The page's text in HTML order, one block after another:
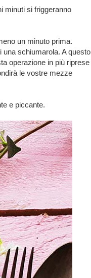
minuti si friggeranno
un minuto prima.
una schiumarola. A questo
operazione in più riprese
le vostre mezze
e piccante.